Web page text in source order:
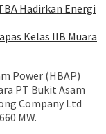
Hadirkan Energi
Kelas IIB Muara
Power (HBAP)
PT Bukit Asam
Company Ltd
MW.